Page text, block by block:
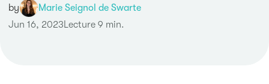
by
Marie Seignol de Swarte
Jun 16, 2023Lecture 9 min.